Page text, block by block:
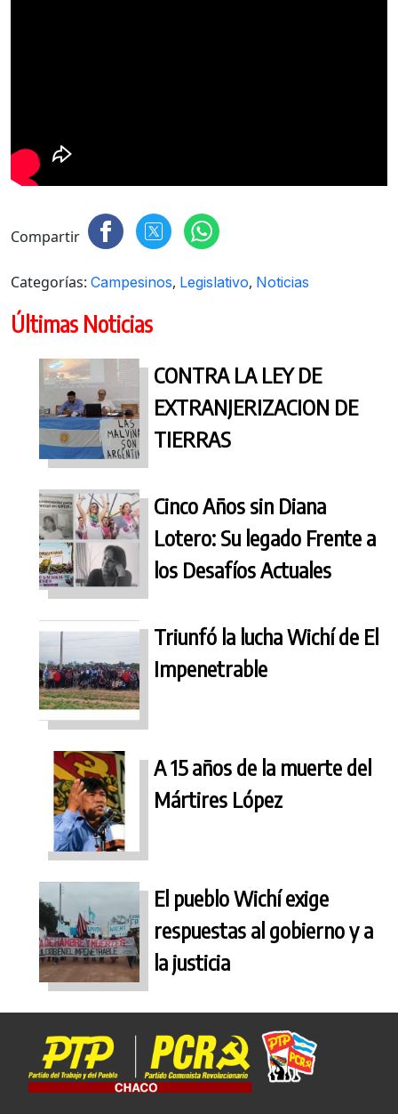
Compartir
Categorías: Campesinos, Legislativo, Noticias
Últimas Noticias
CONTRA LA LEY DE
EXTRANJERIZACION DE
TIERRAS
Cinco Años sin Diana
Lotero: Su legado Frente a
los Desafíos Actuales
Triunfó la lucha Wichí de El
Impenetrable
A 15 años de la muerte del
Mártires López
El pueblo Wichí exige
respuestas al gobierno y a
la justicia